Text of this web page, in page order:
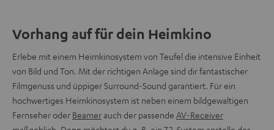
Vorhang auf für dein Heimkino
Erlebe mit einem Heimkinosystem von Teufel die intensive Einheit
von Bild und Ton. Mit der richtigen Anlage sind dir fantastischer
Filmgenuss und üppiger Surround-Sound garantiert. Für ein
hochwertiges Heimkinosystem ist neben einem bildgewaltigen
Fernseher oder Beamerauch der passende AV-Receiver